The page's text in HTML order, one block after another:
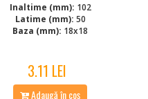
Inaltime (mm): 102
Latime (mm): 50
Baza (mm): 18x18
3.11 LEI
Adaugă în coș